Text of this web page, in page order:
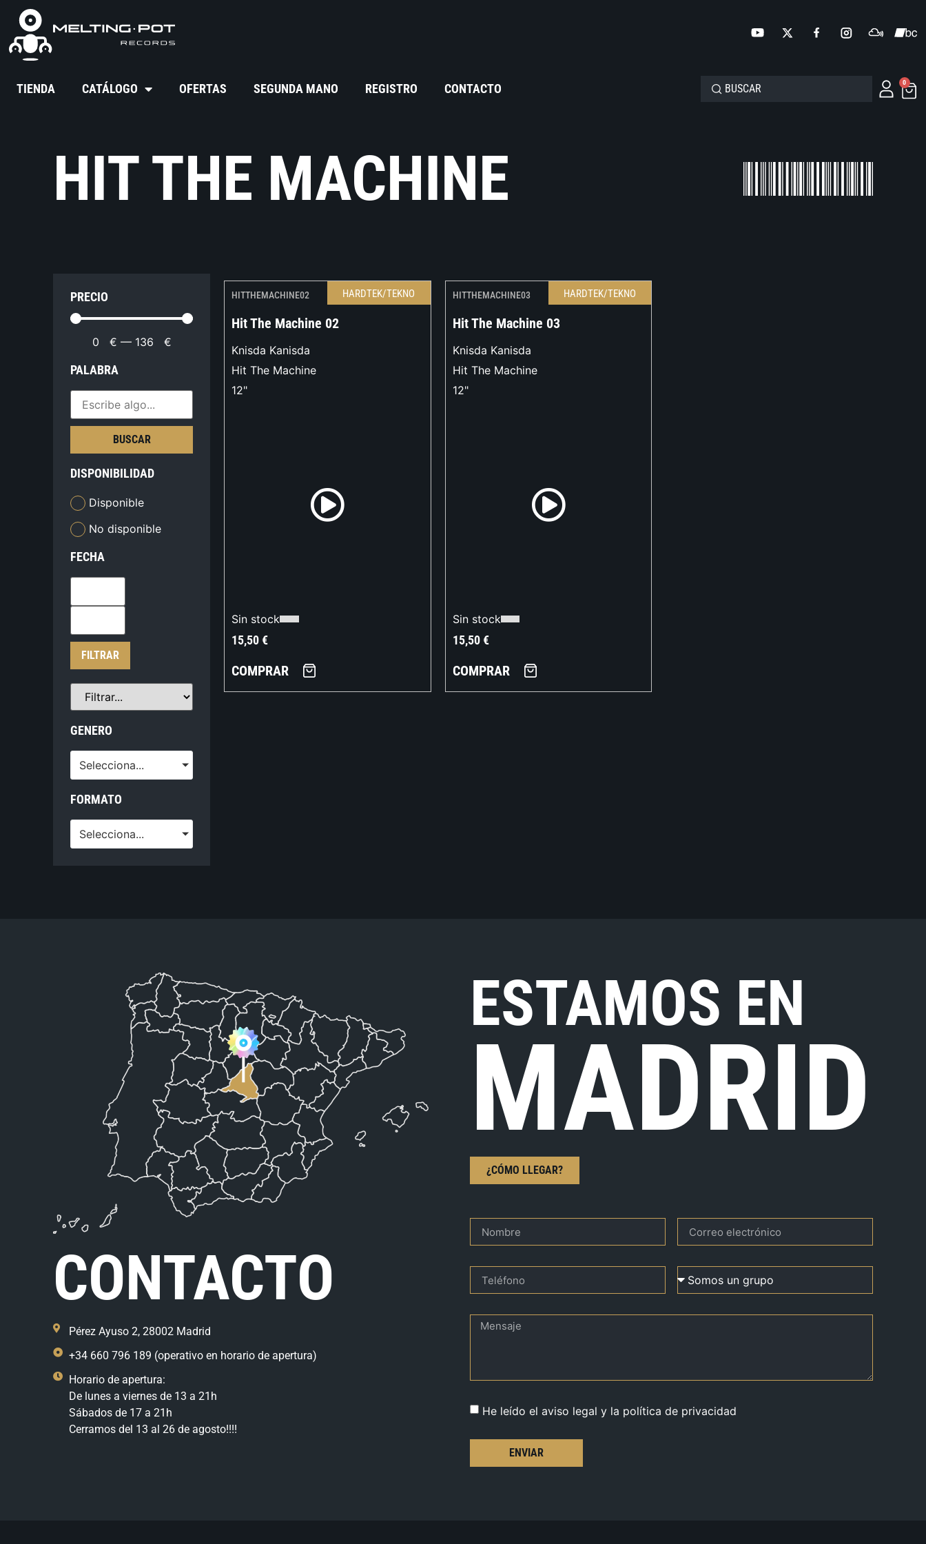
TIENDA CATÁLOGO OFERTAS SEGUNDA MANO REGISTRO CONTACTO 0
HIT THE MACHINE
PRECIO
0 € — 136 €
PALABRA
BUSCAR
DISPONIBILIDAD
Disponible
No disponible
FECHA
FILTRAR
GENERO
Selecciona...
FORMATO
Selecciona...
HITTHEMACHINE02 HARDTEK/TEKNO
Hit The Machine 02
Knisda Kanisda
Hit The Machine
12"
Sin stock
15,50€
COMPRAR
HITTHEMACHINE03 HARDTEK/TEKNO
Hit The Machine 03
Knisda Kanisda
Hit The Machine
12"
Sin stock
15,50€
COMPRAR
CONTACTO
Pérez Ayuso 2, 28002 Madrid
+34 660 796 189 (operativo en horario de apertura)
Horario de apertura:
De lunes a viernes de 13 a 21h
Sábados de 17 a 21h
Cerramos del 13 al 26 de agosto!!!!
ESTAMOS EN
MADRID
¿CÓMO LLEGAR?
He leído el aviso legal y la política de privacidad
ENVIAR